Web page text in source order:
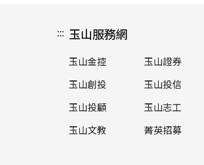
::: 玉山服務網
玉山金控
玉山證券
玉山創投
玉山投信
玉山投顧
玉山志工
玉山文教
菁英招募